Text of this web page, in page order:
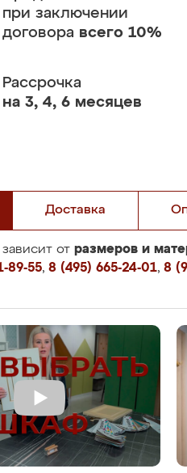
при заключении
договора всего 10%
Рассрочка
на 3, 4, 6 месяцев
Доставка
от размеров и
89-55, 8 (495) 665-24-01, 8